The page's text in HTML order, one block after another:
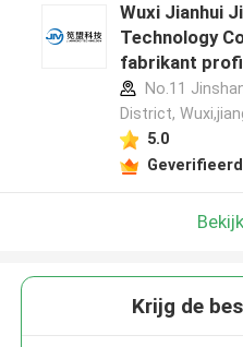
Wuxi Jianhui
Technology
fabrikant
No.11
District,
5.0
Krijg de